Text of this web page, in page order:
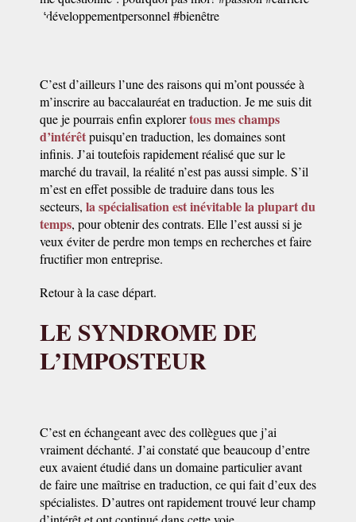
C’est d’ailleurs l’une des raisons qui m’ont poussée à
m’inscrire au baccalauréat en traduction. Je me suis dit
que je pourrais enfin explorertous mes champs
d’intérêtpuisqu’en traduction, les domaines sont
infinis. J’ai toutefois rapidement réalisé que sur le
marché du travail, la réalité n’est pas aussi simple. S’il
m’est en effet possible de traduire dans tous les
secteurs, la spécialisation est inévitable la plupart du
temps, pour obtenir des contrats. Elle l’est aussi si je
veux éviter de perdre mon temps en recherches et faire
fructifier mon entreprise.
Retour à la case départ.
LE SYNDROME DE
L’IMPOSTEUR
C’est en échangeant avec des collègues que j’ai
vraiment déchanté. J’ai constaté que beaucoup d’entre
eux avaient étudié dans un domaine particulier avant
de faire une maîtrise en traduction, ce qui fait d’eux des
spécialistes. D’autres ont rapidement trouvé leur champ